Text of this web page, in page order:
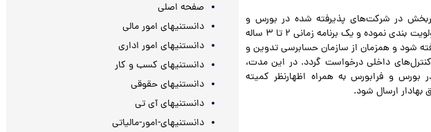
در شرکت‌های پذیرفته شده در بورس و
فرابورس، می‌توان شرکت‌های مذکور را بر اساس معیارهای متداول اولویت بندی نموده و یک برنامه زمانی ۲ تا ۳ ساله
شود و همزمان از سازمان حسابرسی تدوین و
داخلی درخواست گردد. در این مدت،
و فرابورس به همراه اظهارنظر کمیته
ارسال شود.
صفحه اصلی
دانستنیهای امور مالی
دانستنیهای امور اداری
دانستنیهای کسب و کار
دانستنیهای حقوقی
دانستنیهای آی تی
دانستنیهای-امور-مالیاتی